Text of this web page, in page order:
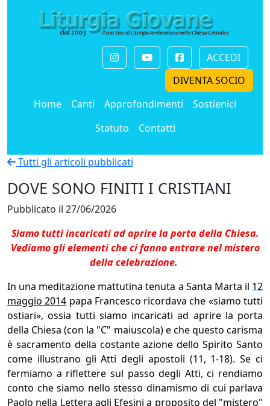
ACCEDI
DIVENTA SOCIO
Home
Canti Approfondimenti
Sostienici
Statuto
Contatti
Tutti gli articoli pubblicati
DOVE SONO FINITI I CRISTIANI
Pubblicato il 27/06/2026
Siamo tutti incaricati ad aprire la porta della Chiesa.
Vediamo gli elementi che ci fanno entrare nel mistero
della celebrazione.
In una meditazione mattutina tenuta a Santa Marta il 12
maggio 2014 papa Francesco ricordava che «siamo tutti
ostiari», ossia tutti siamo incaricati ad aprire la porta
della Chiesa (con la "C" maiuscola) e che questo carisma
è sacramento della costante azione dello Spirito Santo
come illustrano gli Atti degli apostoli (11, 1-18). Se ci
fermiamo a riflettere sul passo degli Atti, ci rendiamo
conto che siamo nello stesso dinamismo di cui parlava
Paolo nella Lettera agli Efesini a proposito del "mistero"